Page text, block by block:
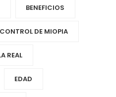
BENEFICIOS
CONTROL DE MIOPIA
REAL
EDAD